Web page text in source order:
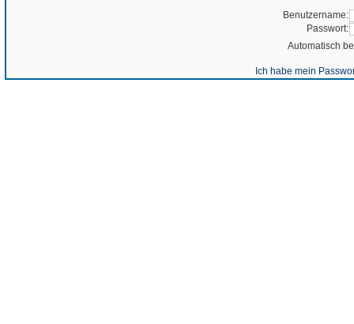
Benutzername:
Passwort:
Automatisch
Ich habe mein